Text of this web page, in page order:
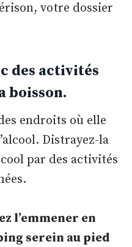
votre dossier
des activités
boisson.
endroits où elle
Distrayez-la
par des activités
l’emmener en
serein au pied